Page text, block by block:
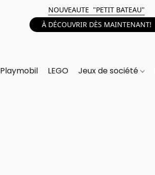
NOUVEAUTE "PETIT BATEAU"
À DÉCOUVRIR DÈS MAINTENANT!
Playmobil LEGO Jeux de société